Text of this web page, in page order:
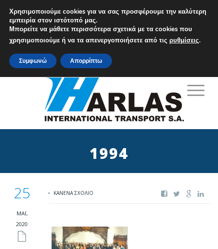
M: info@harlas.gr
1994
25
ΜΆΙ,
2020
ΚΑΝΈΝΑ ΣΧΌΛΙΟ
Χρησιμοποιούμε cookies για να σας προσφέρουμε την καλύτερη
εμπειρία στον ιστότοπό μας.
Μπορείτε να μάθετε περισσότερα σχετικά με τα cookies που
χρησιμοποιούμε ή να τα απενεργοποιήσετε από τις ρυθμίσεις.
Συμφωνώ Απορρίπτω